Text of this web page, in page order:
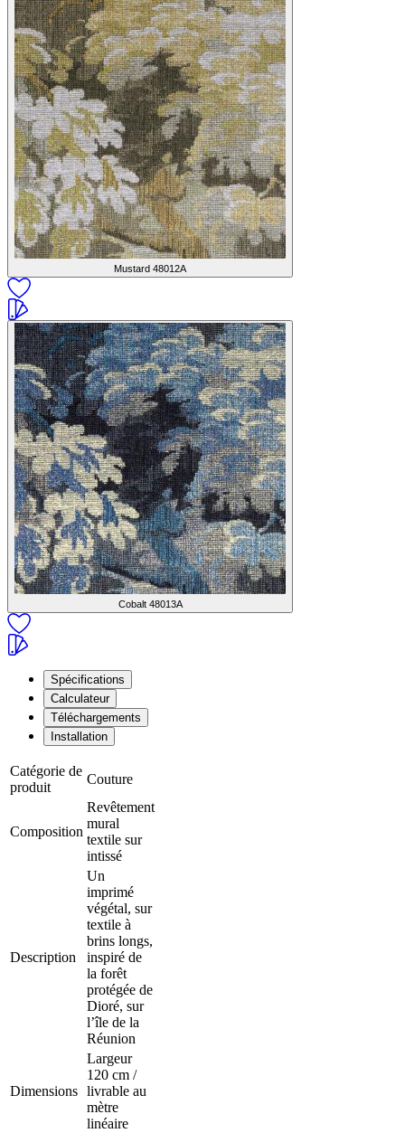
Mustard 48012A
Cobalt 48013A
Spécifications
Calculateur
Téléchargements
Installation
Catégorie de
produit
Couture
Composition
Revêtement
mural
textile sur
intissé
Description
Un
imprimé
végétal, sur
textile à
brins longs,
inspiré de
la forêt
protégée de
Dioré, sur
l’île de la
Réunion
Dimensions
Largeur
120 cm /
livrable au
mètre
linéaire